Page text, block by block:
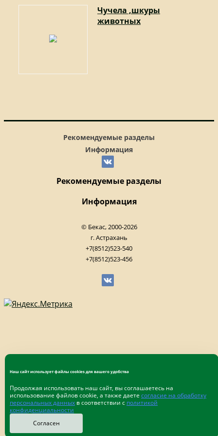
Чучела ,шкуры
животных
Рекомендуемые разделы
Информация
Рекомендуемые разделы
Информация
© Бекас, 2000-2026
г. Астрахань
+7(8512)523-540
+7(8512)523-456
Наш сайт использует файлы cookies для вашего удобства
Продолжая использовать наш сайт, вы соглашаетесь на
использование файлов cookie, а также даете согласие на обработку
персональных данных в соответствии с политикой
конфиденциальности
Согласен